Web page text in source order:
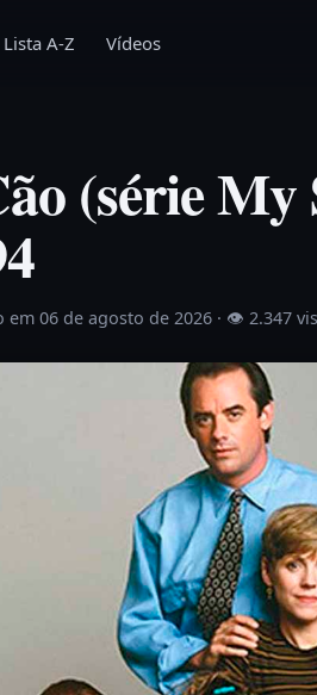
Lista A-Z Vídeos
(série My
em 06 de agosto de 2026 · 👁 2.347